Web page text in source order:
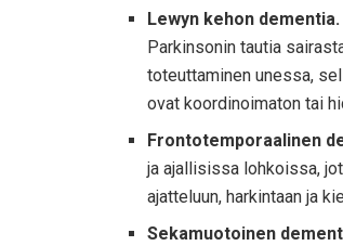
Lewyn kehon dementia.
Parkinsonin tautia
toteuttaminen unessa,
ovat koordinoimaton tai
Frontotemporaalinen
ja ajallisissa lohkoissa,
ajatteluun, harkintaan ja
Sekamuotoinen